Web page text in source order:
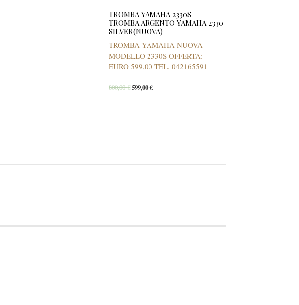
TROMBA YAMAHA 2330S-
TROMBA ARGENTO YAMAHA 2330
SILVER(NUOVA)
TROMBA YAMAHA NUOVA
MODELLO 2330S OFFERTA:
EURO 599,00 TEL. 042165591
800,00€599,00€